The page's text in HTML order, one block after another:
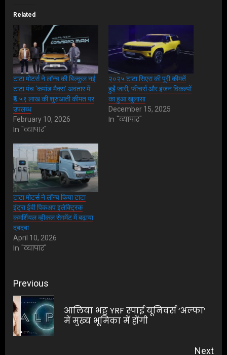
Related
टाटा मोटर्स ने लॉन्च की बिल्कुल नई
टाटा पंच ‘कमांड मैक्स’ अवतार में
₹५.५९ लाख की शुरुआती कीमत पर
उपलब्ध
February 10, 2026
In "व्यापार"
२०२५ टाटा सिएरा की पूरी कीमतें
हुईं जारी, फीचर्स और इंजन विकल्पों
का हुआ खुलासा
December 15, 2025
In "व्यापार"
टाटा मोटर्स ने लॉन्च किया टाटा
इंट्रा ईवी पिकअप इलेक्ट्रिक
कमर्शियल व्हीकल सेगमेंट में बढ़ाया
दबदबा
April 10, 2026
In "व्यापार"
Post
navigation
Previous
आलिया भट्ट YRF स्पाई यूनिवर्स ‘अल्फा’
में मुख्य भूमिका में होंगी
Next